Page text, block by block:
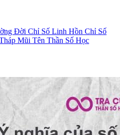
Đời Chỉ Số Linh Hồn Chỉ Số
Mũi Tên Thần Số Học